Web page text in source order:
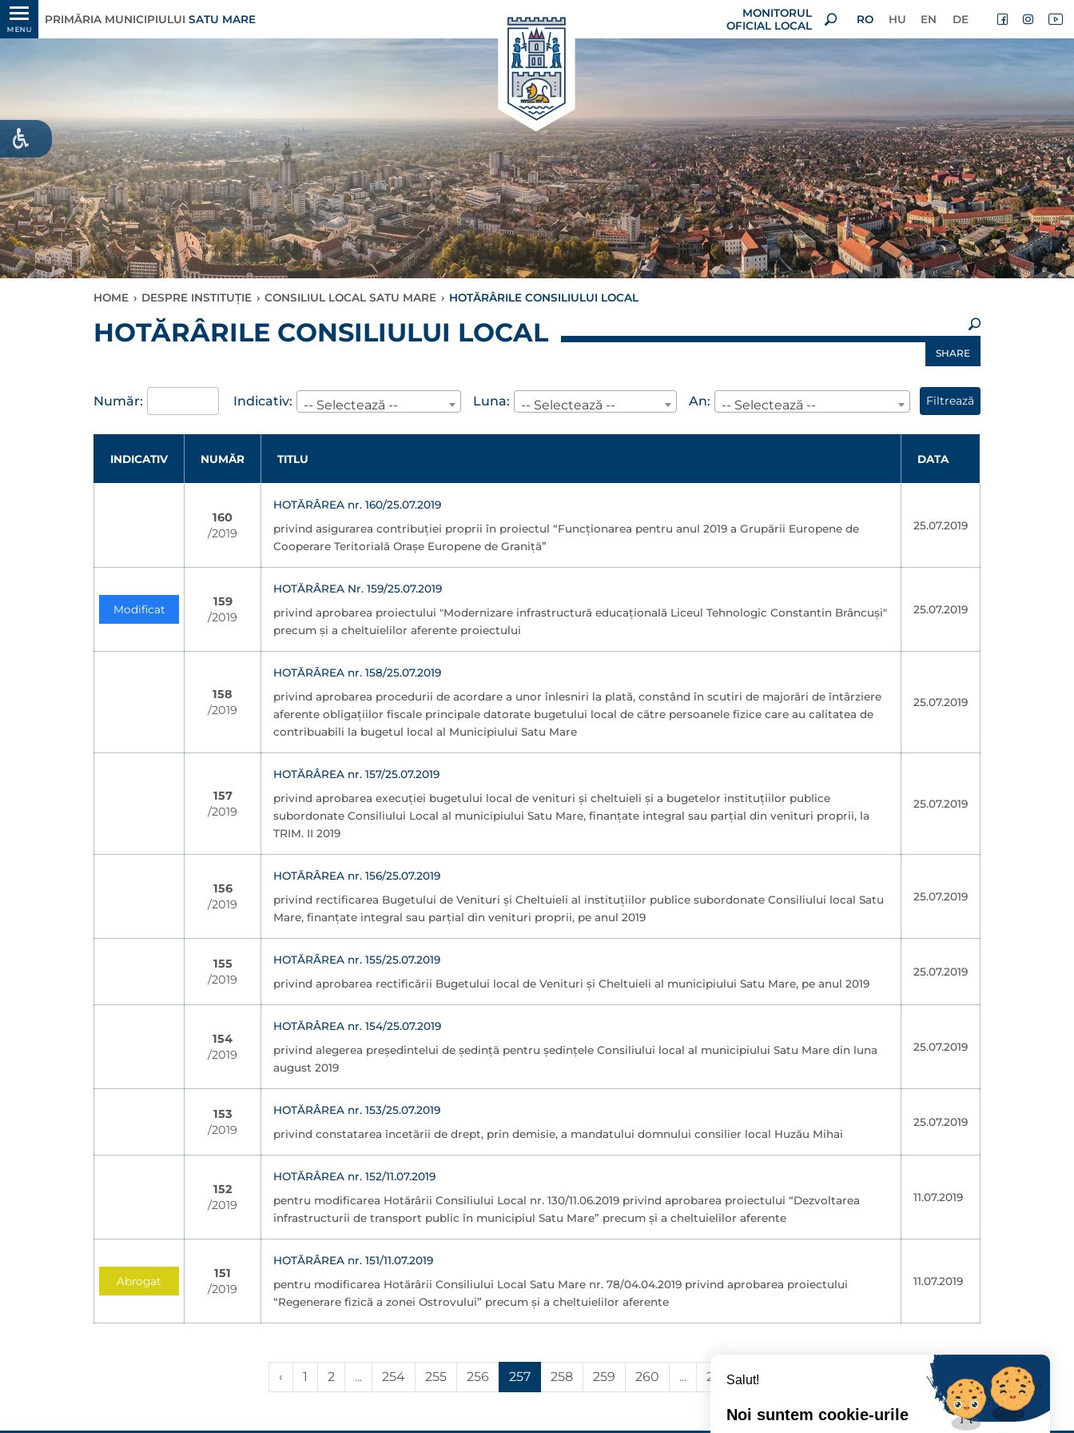
MENU
PRIMĂRIA MUNICIPIULUI SATU MARE
MONITORUL
OFICIAL LOCAL
RO HU EN DE
HOME › DESPRE INSTITUȚIE › CONSILIUL LOCAL SATU MARE › HOTĂRÂRILE CONSILIULUI LOCAL
HOTĂRÂRILE CONSILIULUI LOCAL
SHARE
Număr: Indicativ: -- Selectează -- Luna: -- Selectează -- An: -- Selectează -- Filtrează
INDICATIV NUMĂR TITLU DATA
160
/2019
HOTĂRÂREA nr. 160/25.07.2019
privind asigurarea contribuţiei proprii în proiectul “Funcţionarea pentru anul 2019 a Grupării Europene de
Cooperare Teritorială Oraşe Europene de Graniţă”
25.07.2019
Modificat
159
/2019
HOTĂRÂREA Nr. 159/25.07.2019
privind aprobarea proiectului "Modernizare infrastructură educaţională Liceul Tehnologic Constantin Brâncuşi"
precum şi a cheltuielilor aferente proiectului
25.07.2019
158
/2019
HOTĂRÂREA nr. 158/25.07.2019
privind aprobarea procedurii de acordare a unor înlesniri la plată, constând în scutiri de majorări de întârziere
aferente obligațiilor fiscale principale datorate bugetului local de către persoanele fizice care au calitatea de
contribuabili la bugetul local al Municipiului Satu Mare
25.07.2019
157
/2019
HOTĂRÂREA nr. 157/25.07.2019
privind aprobarea execuţiei bugetului local de venituri şi cheltuieli şi a bugetelor instituţiilor publice
subordonate Consiliului Local al municipiului Satu Mare, finanţate integral sau parţial din venituri proprii, la
TRIM. II 2019
25.07.2019
156
/2019
HOTĂRÂREA nr. 156/25.07.2019
privind rectificarea Bugetului de Venituri şi Cheltuieli al instituţiilor publice subordonate Consiliului local Satu
Mare, finanţate integral sau parţial din venituri proprii, pe anul 2019
25.07.2019
155
/2019
HOTĂRÂREA nr. 155/25.07.2019
privind aprobarea rectificării Bugetului local de Venituri şi Cheltuieli al municipiului Satu Mare, pe anul 2019
25.07.2019
154
/2019
HOTĂRÂREA nr. 154/25.07.2019
privind alegerea preşedintelui de şedinţă pentru şedinţele Consiliului local al municipiului Satu Mare din luna
august 2019
25.07.2019
153
/2019
HOTĂRÂREA nr. 153/25.07.2019
privind constatarea încetării de drept, prin demisie, a mandatului domnului consilier local Huzău Mihai
25.07.2019
152
/2019
HOTĂRÂREA nr. 152/11.07.2019
pentru modificarea Hotărârii Consiliului Local nr. 130/11.06.2019 privind aprobarea proiectului “Dezvoltarea
infrastructurii de transport public în municipiul Satu Mare” precum şi a cheltuielilor aferente
11.07.2019
Abrogat
151
/2019
HOTĂRÂREA nr. 151/11.07.2019
pentru modificarea Hotărârii Consiliului Local Satu Mare nr. 78/04.04.2019 privind aprobarea proiectului
“Regenerare fizică a zonei Ostrovului” precum şi a cheltuielilor aferente
11.07.2019
‹ 1 2 ... 254 255 256 257 258 259 260 ... 296 297
Salut!
Noi suntem cookie-urile